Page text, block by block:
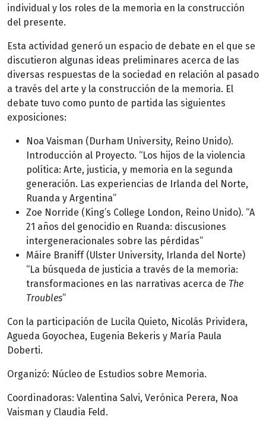
individual y los roles de la memoria en la construcción
del presente.
Esta actividad generó un espacio de debate en el que se
discutieron algunas ideas preliminares acerca de las
diversas respuestas de la sociedad en relación al pasado
a través del arte y la construcción de la memoria. El
debate tuvo como punto de partida las siguientes
exposiciones:
Noa Vaisman (Durham University, Reino Unido).
Introducción al Proyecto. “Los hijos de la violencia
política: Arte, justicia, y memoria en la segunda
generación. Las experiencias de Irlanda del Norte,
Ruanda y Argentina”
Zoe Norride (King’s College London, Reino Unido). “A
21 años del genocidio en Ruanda: discusiones
intergeneracionales sobre las pérdidas”
Máire Braniff (Ulster University, Irlanda del Norte)
“La búsqueda de justicia a través de la memoria:
transformaciones en las narrativas acerca de The
Troubles”
Con la participación de Lucila Quieto, Nicolás Prividera,
Agueda Goyochea, Eugenia Bekeris y María Paula
Doberti.
Organizó: Núcleo de Estudios sobre Memoria.
Coordinadoras: Valentina Salvi, Verónica Perera, Noa
Vaisman y Claudia Feld.